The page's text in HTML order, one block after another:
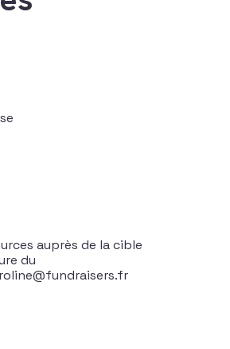
auprès de la cible
du